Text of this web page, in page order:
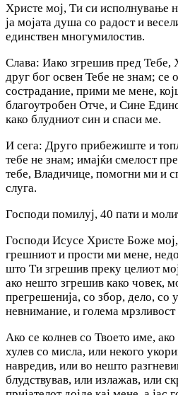
Христе мој, Ти си исполнување
ја мојата душа co радост и
единствен многумилостив.
Слава: Иако згрешив пред Тебе,
друг бог освен Тебе не знам; се
сострадание, прими ме мене,
благоутробен Отче, и Сине
како блудниот син и спаси ме.
И сега: Друго прибежиште и
тебе не знам; имајќи смелост
тебе, Владичице, помогни ми и
слуга.
Господи помилуј, 40 пати и
Господи Исусе Христе Боже
грешниот и прости ми мене,
што Ти згрешив преку целиот
ако нешто згрешив како човек,
прегрешенија, co збор, дело, co
невнимание, и голема
Ако се колнев co Твоето име,
хулев co мисла, или некого
навредив, или во нешто
блудствував, или излажав, или